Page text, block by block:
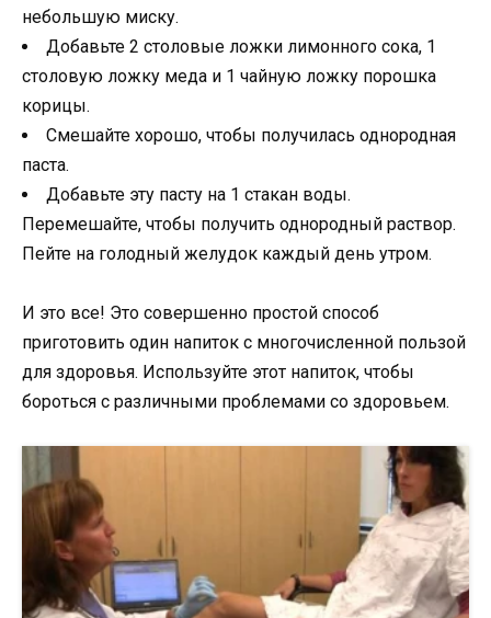
небольшую миску.
Добавьте 2 столовые ложки лимонного сока, 1
столовую ложку меда и 1 чайную ложку порошка
корицы.
Смешайте хорошо, чтобы получилась однородная
паста.
Добавьте эту пасту на 1 стакан воды.
Перемешайте, чтобы получить однородный раствор.
Пейте на голодный желудок каждый день утром.
И это все! Это совершенно простой способ
приготовить один напиток с многочисленной пользой
для здоровья. Используйте этот напиток, чтобы
бороться с различными проблемами со здоровьем.